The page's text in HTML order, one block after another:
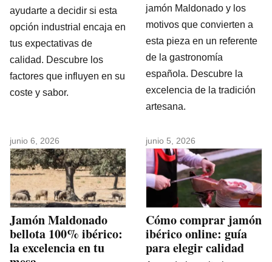
ayudarte a decidir si esta
opción industrial encaja en
tus expectativas de
calidad. Descubre los
factores que influyen en su
coste y sabor.
jamón Maldonado y los
motivos que convierten a
esta pieza en un referente
de la gastronomía
española. Descubre la
excelencia de la tradición
artesana.
junio 6, 2026
Jamón Maldonado
bellota 100% ibérico:
la excelencia en tu
junio 5, 2026
Cómo comprar jamón
ibérico online: guía
para elegir calidad